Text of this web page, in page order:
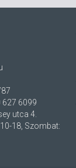
627 6099
utca 4.
18, Szombat: